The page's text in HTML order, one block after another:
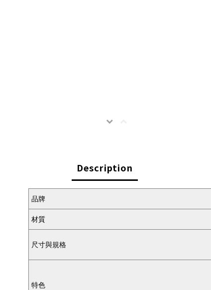
Description
品牌
材質
尺寸與規格
特色